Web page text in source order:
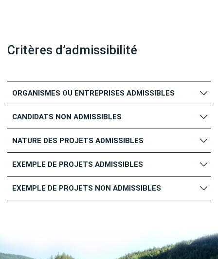
Critères d’admissibilité
ORGANISMES OU ENTREPRISES ADMISSIBLES
CANDIDATS NON ADMISSIBLES
NATURE DES PROJETS ADMISSIBLES
EXEMPLE DE PROJETS ADMISSIBLES
EXEMPLE DE PROJETS NON ADMISSIBLES